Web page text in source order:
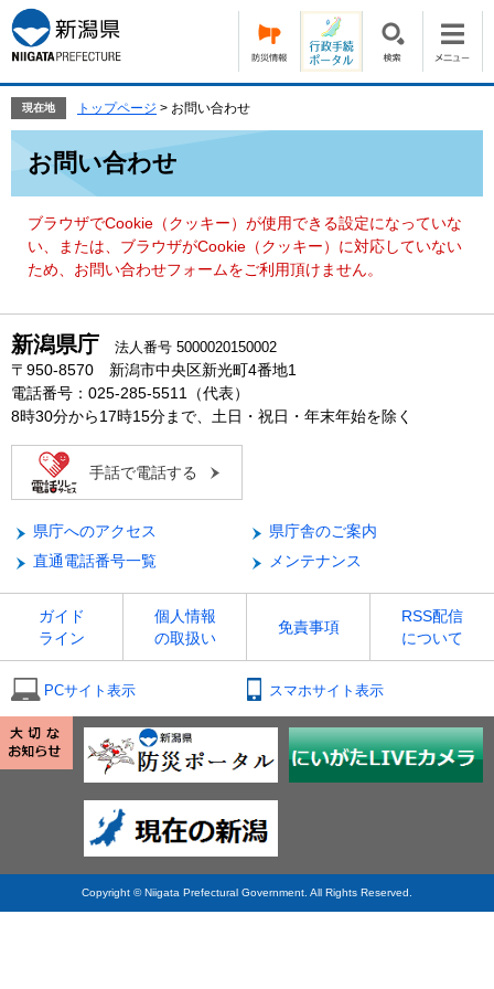
ー
ジ
の
頭
す。
ニ
ュ
ー
飛
て
現在地 トップページ > お問い合わせ
お問い合わせ
ブラウザでCookie（クッキー）が使用できる設定になっていな
い、または、ブラウザがCookie（クッキー）に対応していない
ため、お問い合わせフォームをご利用頂けません。
新潟県庁 法人番号 5000020150002
〒950-8570 新潟市中央区新光町4番地1
電話番号：025-285-5511（代表）
8時30分から17時15分まで、土日・祝日・年末年始を除く
手話で電話する
県庁へのアクセス
県庁舎のご案内
直通電話番号一覧
メンテナンス
ガイド
ライン
個人情報
の取扱い
免責事項
RSS配信
について
PCサイト表示 スマホサイト表示
Copyright © Niigata Prefectural Government. All Rights Reserved.